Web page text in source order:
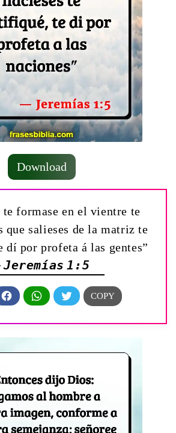
Download
te formase en el vientre te
que salieses de la matriz te
dí por profeta á las gentes”
Jeremías 1:5